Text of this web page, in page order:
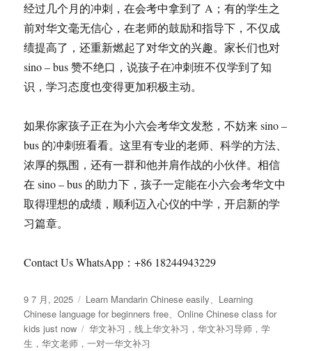
经过几个月的冲刺，在会考中拿到了 A；有的学生之
前对华文毫无信心，在老师的鼓励和指导下，不仅成
绩提高了，还重新燃起了对华文的兴趣。家长们也对
sino – bus 赞不绝口，说孩子在冲刺班不仅学到了知
识，学习态度也变得更加积极主动。
如果你家孩子正在为小六会考华文发愁，不妨来 sino –
bus 的冲刺班看看。这里有专业的老师、科学的方法、
浓厚的氛围，还有一群和他并肩作战的小伙伴。相信
在 sino – bus 的助力下，孩子一定能在小六会考华文中
取得理想的成绩，顺利迈入心仪的中学，开启新的学
习篇章。
Contact Us WhatsApp：+86 18244943229
发
布
于
9 7 月, 2025
分
类
Learn Mandarin Chinese easily、 Learning
Chinese language for beginners free、Online Chinese class for
kids just now
标
签
华文补习，线上华文补习，华文补习导师，学
生，华文老师，一对一华文补习